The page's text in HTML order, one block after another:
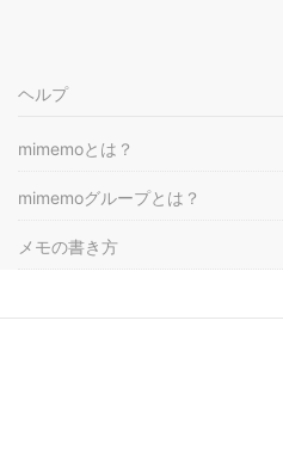
ヘルプ
mimemoとは？
mimemoグループとは？
メモの書き方